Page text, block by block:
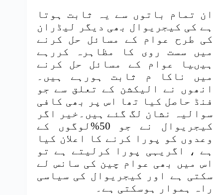
ان تمام باتوں سے یہ ثابت ہوتا
ہے کی کیجریوال بھی دیگر لیڈران
کی طرح عوام کے مسائل حل کرنے
میں سست روی کا مظاہرہ کررہے
ہیںیا عوام کے مسائل حل کرنے
میں ناکا م ثابت ہورہے ہیں۔
انھوں نے الیکشن کے تعلق سے جو
فنڈ حاصل کیا تھا اس پر بھی کافی
سوالیہ نشان لگ گئے ہیں۔خیر اگر
کیجریوال نے جو 50%لوگوں کے
وعدوں کو پورا کرنے کا اعلان کیا
ہے ، اگریہی پورا کرلیتے ہے تو
اس میں بھی عوام چین کی سانس لے
سکتی ہے اور کیجریوال کی سیاسی
راہ ہموار ہوسکتی ہے۔